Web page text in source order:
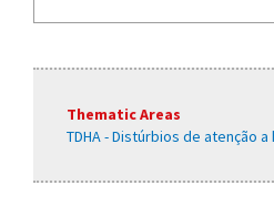
Thematic Areas
TDHA - Distúrbios de atenção